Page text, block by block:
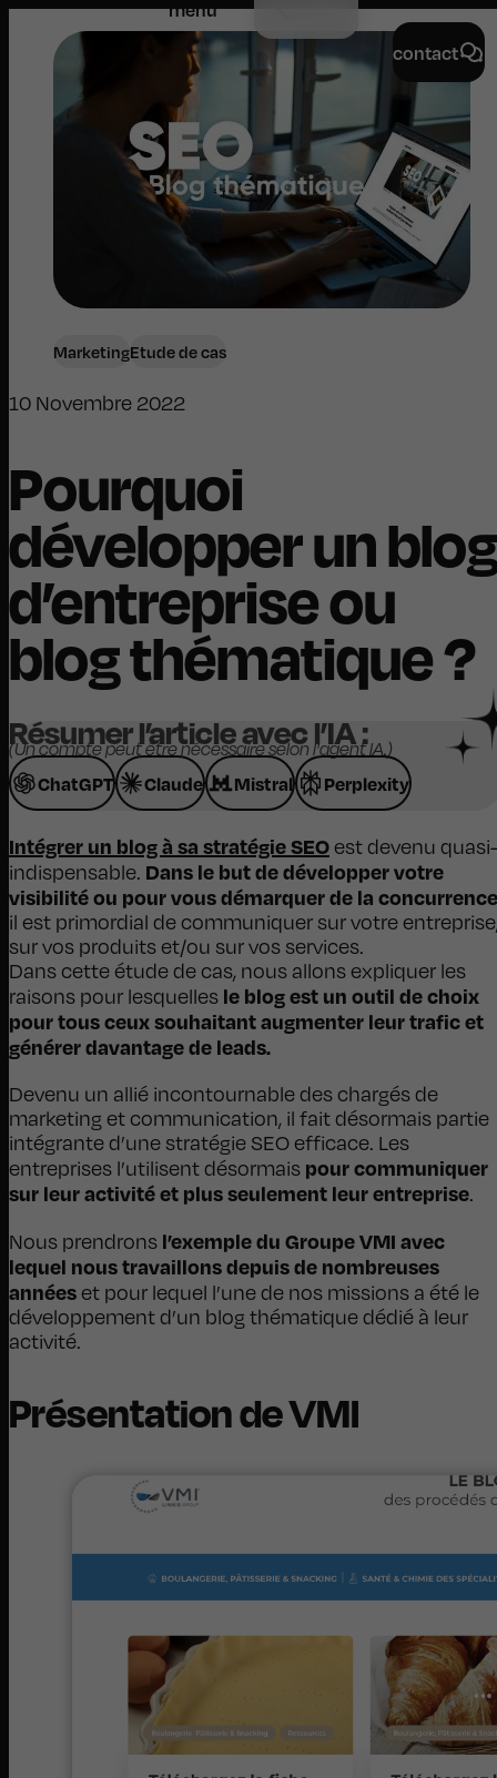
menu
contact
MarketingEtude de cas
10 Novembre 2022
Pourquoi
développer un blog
d’entreprise ou
blog thématique ?
Résumer l’article avec l’IA :
(Un compte peut être nécessaire selon l'agent IA.)
ChatGPT Claude Mistral Perplexity
Intégrer un blog à sa stratégie SEOest devenu quasi-
indispensable. Dans le but de développer votre
visibilité ou pour vous démarquer de la
il est primordial de communiquer sur votre
sur vos produits et/ou sur vos services.
Dans cette étude de cas, nous allons expliquer les
raisons pour lesquelles le blog est un outil de choix
pour tous ceux souhaitant augmenter leur trafic et
générer davantage de leads.
Devenu un allié incontournable des chargés de
marketing et communication, il fait désormais partie
intégrante d’une stratégie SEO efficace. Les
entreprises l’utilisent désormais pour communiquer
sur leur activité et plus seulement leur entreprise.
Nous prendrons l’exemple du Groupe VMI avec
lequel nous travaillons depuis de nombreuses
annéeset pour lequel l’une de nos missions a été le
développement d’un blog thématique dédié à leur
activité.
Présentation de VMI